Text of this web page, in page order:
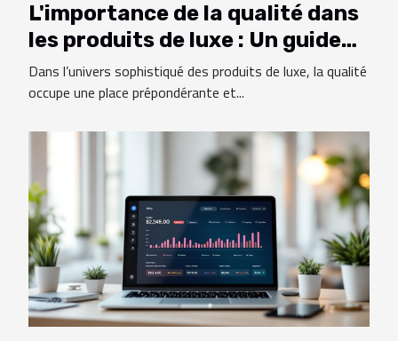
L'importance de la qualité dans
les produits de luxe : Un guide
essentiel
Dans l’univers sophistiqué des produits de luxe, la qualité
occupe une place prépondérante et...